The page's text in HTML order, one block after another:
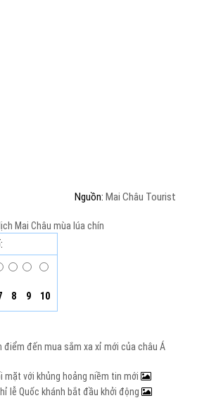
Nguồn: Mai Châu Tourist
Mai Châu mùa lúa chín
8 9 10
điểm đến mua sắm xa xỉ mới của châu Á
mặt với khủng hoảng niềm tin mới
lễ Quốc khánh bắt đầu khởi động